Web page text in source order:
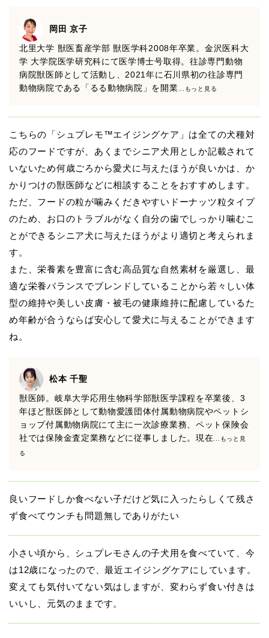
岡田 京子
北里大学 獣医畜産学部 獣医学科2008年卒業。金沢医科大
学 大学院医学研究科にて医学博士号取得。往診専門動物
病院獣医師として活動し、2021年に石川県初の往診専門
動物病院である「るる動物病院」を開業 ...もっと見る
こちらの「シュプレモ™エイジングケア」は全ての犬種対
応のフードですが、あくまでシニア犬用としか記載されて
いないため何歳ごろから愛犬に与えたほうが良いかは、か
かりつけの獣医師などに相談することをおすすめします。
ただ、フードの粒が噛みくだきやすいドーナッツ粒タイプ
のため、お口のトラブルがなく自分の歯でしっかり噛むこ
とができるシニア犬に与えたほうがより適切と考えられま
す。
また、栄養素を豊富に含む高品質な自然素材を厳選し、最
適な栄養バランスでブレンドしていることから若々しい体
型の維持や美しい皮膚・被毛の健康維持に配慮しているた
め年齢が合うならば安心して愛犬に与えることができます
ね。
松本 千聖
獣医師。岐阜大学応用生物科学部獣医学課程を卒業後、3
年ほど獣医師として動物愛護団体付属動物病院やペットシ
ョップ付属動物病院にて主に一次診療業務、ペット保険会
社では保険金査定業務などに従事しました。現在 ...もっと見
る
良いフードしか食べない子だけど気に入ったらしくて残さ
ず食べてウンチも問題無しでありがたい
小さい頃から、シュプレモさんの子犬用を食べていて、今
は12歳になったので、最近エイジングケアにしています。
変えても気付いてない気はしますが、変わらず食い付きは
いいし、元気のままです。